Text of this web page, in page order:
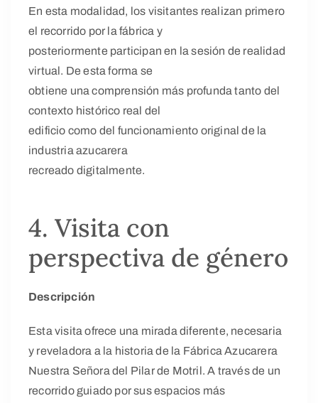
En esta modalidad, los visitantes realizan primero
el recorrido por la fábrica y
posteriormente participan en la sesión de realidad
virtual. De esta forma se
obtiene una comprensión más profunda tanto del
contexto histórico real del
edificio como del funcionamiento original de la
industria azucarera
recreado digitalmente.
4. Visita con
perspectiva de género
Descripción
Esta visita ofrece una mirada diferente, necesaria
y reveladora a la historia de la Fábrica Azucarera
Nuestra Señora del Pilar de Motril. A través de un
recorrido guiado por sus espacios más